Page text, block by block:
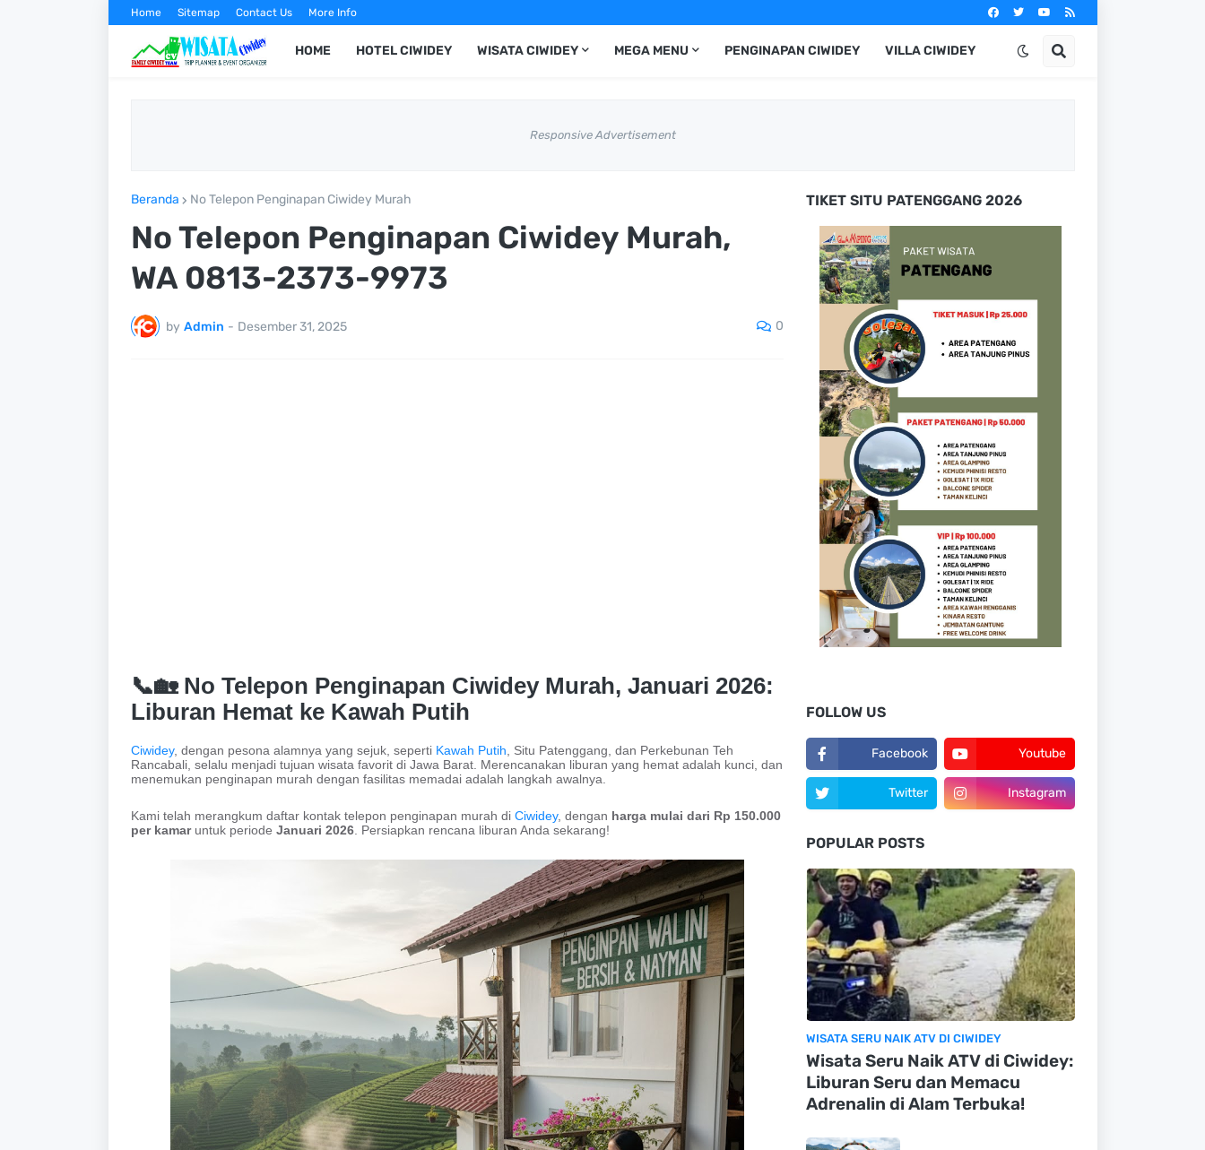
Home Sitemap Contact Us More Info
HOME HOTEL CIWIDEY WISATA CIWIDEY MEGA MENU PENGINAPAN CIWIDEY VILLA CIWIDEY
Responsive Advertisement
Beranda No Telepon Penginapan Ciwidey Murah
No Telepon Penginapan Ciwidey Murah,
WA 0813-2373-9973
by Admin - Desember 31, 2025 0
📞🏡 No Telepon Penginapan Ciwidey Murah, Januari 2026:
Liburan Hemat ke Kawah Putih
Ciwidey, dengan pesona alamnya yang sejuk, seperti Kawah Putih , Situ Patenggang, dan Perkebunan Teh
Rancabali, selalu menjadi tujuan wisata favorit di Jawa Barat. Merencanakan liburan yang hemat adalah kunci, dan
menemukan penginapan murah dengan fasilitas memadai adalah langkah awalnya.
Kami telah merangkum daftar kontak telepon penginapan murah di Ciwidey, dengan harga mulai dari Rp 150.000
per kamaruntuk periode Januari 2026. Persiapkan rencana liburan Anda sekarang!
TIKET SITU PATENGGANG 2026
FOLLOW US
Facebook Youtube
Twitter Instagram
POPULAR POSTS
WISATA SERU NAIK ATV DI CIWIDEY
Wisata Seru Naik ATV di Ciwidey:
Liburan Seru dan Memacu
Adrenalin di Alam Terbuka!